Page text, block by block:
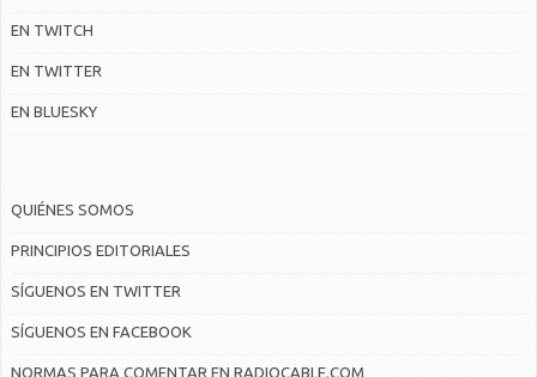
EN TWITCH
EN TWITTER
EN BLUESKY
QUIÉNES SOMOS
PRINCIPIOS EDITORIALES
SÍGUENOS EN TWITTER
SÍGUENOS EN FACEBOOK
NORMAS PARA COMENTAR EN RADIOCABLE.COM